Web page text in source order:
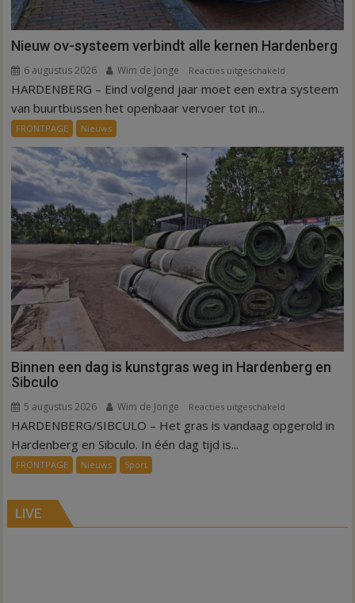
Nieuw ov-systeem verbindt alle kernen Hardenberg
6 augustus 2026 Wim de Jonge Reacties uitgeschakeld
Nieuw
alle
kernen
Hardenberg
HARDENBERG – Eind volgend jaar moet een extra systeem
van buurtbussen het openbaar vervoer tot in...
FRONTPAGE Nieuws
Binnen een dag is kunstgras weg in Hardenberg en
Sibculo
5 augustus 2026 Wim de Jonge Reacties uitgeschakeld
Binnen
in
HARDENBERG/SIBCULO – Het gras is vandaag opgerold in
Hardenberg en Sibculo. In één dag tijd is...
FRONTPAGE Nieuws Sport
LIVE